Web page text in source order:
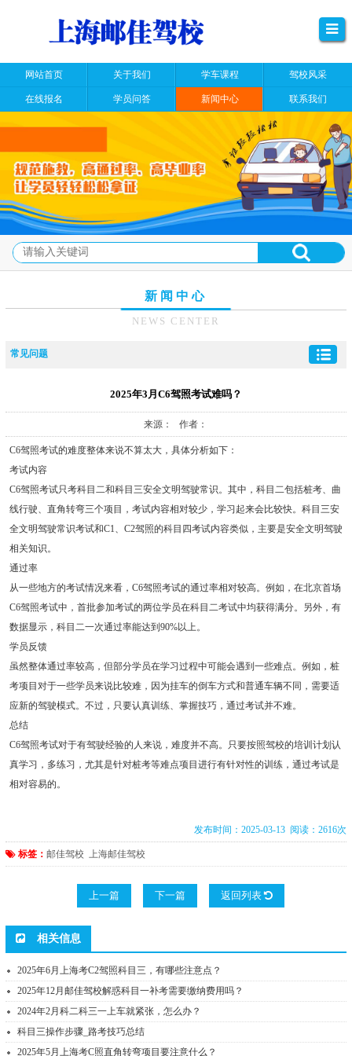
网站首页 关于我们 学车课程 驾校风采
在线报名 学员问答 新闻中心 联系我们
新闻中心
NEWS CENTER
常见问题
2025年3月C6驾照考试难吗？
来源： 作者：
C6驾照考试的难度整体来说不算太大，具体分析如下：
考试内容
C6驾照考试只考科目二和科目三安全文明驾驶常识。其中，科目二包括桩考、曲
线行驶、直角转弯三个项目，考试内容相对较少，学习起来会比较快。科目三安
全文明驾驶常识考试和C1、C2驾照的科目四考试内容类似，主要是安全文明驾驶
相关知识。
通过率
从一些地方的考试情况来看，C6驾照考试的通过率相对较高。例如，在北京首场
C6驾照考试中，首批参加考试的两位学员在科目二考试中均获得满分。另外，有
数据显示，科目二一次通过率能达到90%以上。
学员反馈
虽然整体通过率较高，但部分学员在学习过程中可能会遇到一些难点。例如，桩
考项目对于一些学员来说比较难，因为挂车的倒车方式和普通车辆不同，需要适
应新的驾驶模式。不过，只要认真训练、掌握技巧，通过考试并不难。
总结
C6驾照考试对于有驾驶经验的人来说，难度并不高。只要按照驾校的培训计划认
真学习，多练习，尤其是针对桩考等难点项目进行有针对性的训练，通过考试是
相对容易的。
发布时间：2025-03-13 阅读：2616次
标签： 邮佳驾校 上海邮佳驾校
上一篇 下一篇 返回列表
相关信息
2025年6月上海考C2驾照科目三，有哪些注意点？
2025年12月邮佳驾校解惑科目一补考需要缴纳费用吗？
2024年2月科二科三一上车就紧张，怎么办？
科目三操作步骤_路考技巧总结
2025年5月上海考C照直角转弯项目要注意什么？